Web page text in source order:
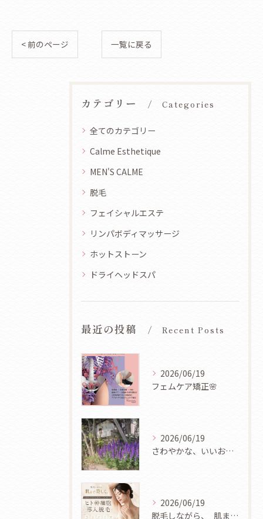
< 前のページ 一覧に戻る
カテゴリー Categories
全てのカテゴリー
Calme Esthetique
MEN'S CALME
脱毛
フェイシャルエステ
リンパボディマッサージ
ホットストーン
ドライヘッドスパ
最近の投稿 Recent Posts
2026/06/19
フェムケア矯正🌸
2026/06/19
さわやかな、いいお天気ですね🌿✨
2026/06/19
脱毛しながら、 肌まで美しく✨